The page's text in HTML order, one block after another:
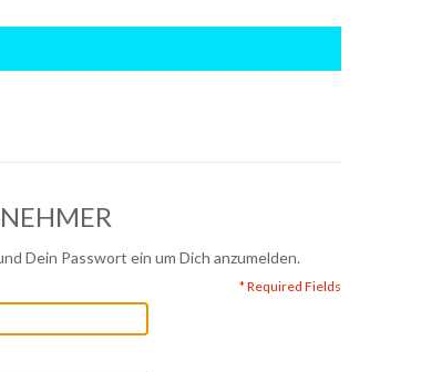
Dein Passwort ein um Dich anzumelden.
* Required Fields